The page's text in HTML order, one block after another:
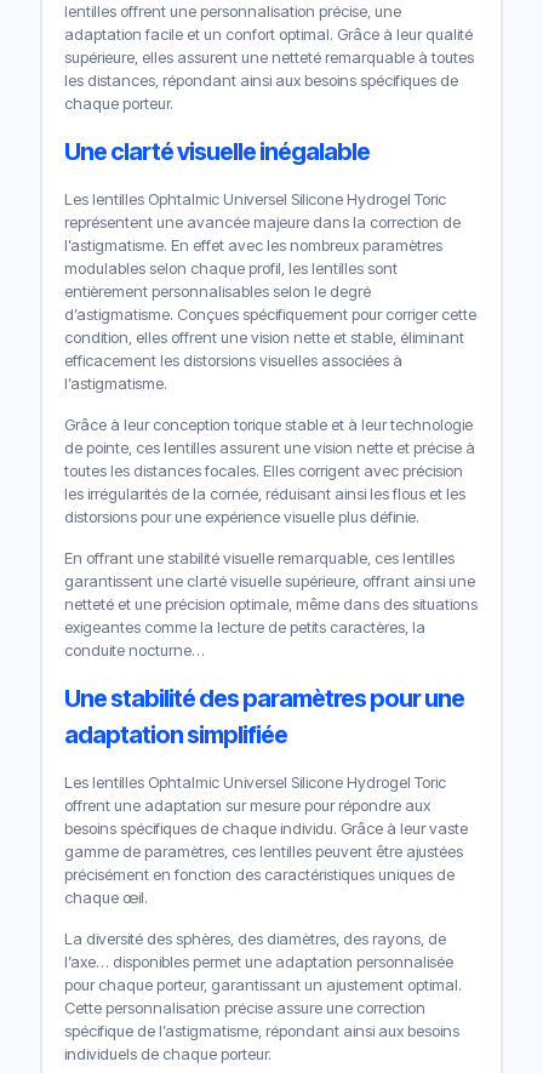
lentilles offrent une personnalisation précise, une
adaptation facile et un confort optimal. Grâce à leur qualité
supérieure, elles assurent une netteté remarquable à toutes
les distances, répondant ainsi aux besoins spécifiques de
chaque porteur.
Une clarté visuelle inégalable
Les lentilles Ophtalmic Universel Silicone Hydrogel Toric
représentent une avancée majeure dans la correction de
l’astigmatisme. En effet avec les nombreux paramètres
modulables selon chaque profil, les lentilles sont
entièrement personnalisables selon le degré
d’astigmatisme. Conçues spécifiquement pour corriger cette
condition, elles offrent une vision nette et stable, éliminant
efficacement les distorsions visuelles associées à
l’astigmatisme.
Grâce à leur conception torique stable et à leur technologie
de pointe, ces lentilles assurent une vision nette et précise à
toutes les distances focales. Elles corrigent avec précision
les irrégularités de la cornée, réduisant ainsi les flous et les
distorsions pour une expérience visuelle plus définie.
En offrant une stabilité visuelle remarquable, ces lentilles
garantissent une clarté visuelle supérieure, offrant ainsi une
netteté et une précision optimale, même dans des situations
exigeantes comme la lecture de petits caractères, la
conduite nocturne…
Une stabilité des paramètres pour une
adaptation simplifiée
Les lentilles Ophtalmic Universel Silicone Hydrogel Toric
offrent une adaptation sur mesure pour répondre aux
besoins spécifiques de chaque individu. Grâce à leur vaste
gamme de paramètres, ces lentilles peuvent être ajustées
précisément en fonction des caractéristiques uniques de
chaque œil.
La diversité des sphères, des diamètres, des rayons, de
l’axe… disponibles permet une adaptation personnalisée
pour chaque porteur, garantissant un ajustement optimal.
Cette personnalisation précise assure une correction
spécifique de l’astigmatisme, répondant ainsi aux besoins
individuels de chaque porteur.